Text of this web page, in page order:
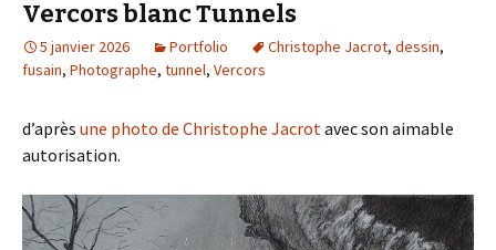
Vercors blanc Tunnels
5 janvier 2026 Portfolio Christophe Jacrot, dessin,
fusain, Photographe, tunnel, Vercors
d’après une photo de Christophe Jacrot avec son aimable
autorisation.